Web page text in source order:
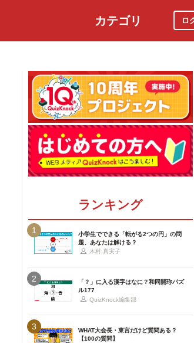
カテゴリ ロ
ランキング
1
小学生でできる「転がる2つの円」の問
題、あなたは解ける？
木村 真実子
2
「？」に入る漢字はなに？和同開珎パズ
ル177
QuizKnock編集部
3
WHAT大会長・東言だけど質問ある？
【100の質問】